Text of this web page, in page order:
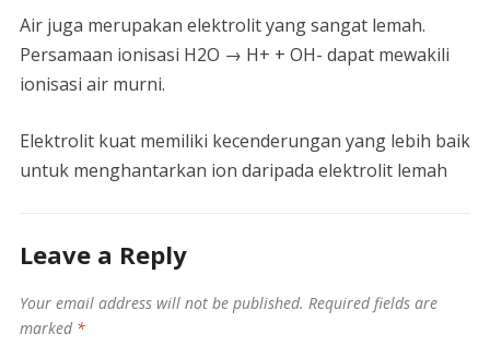
Air juga merupakan elektrolit yang sangat lemah.
Persamaan ionisasi H2O → H+ + OH- dapat mewakili
ionisasi air murni.
Elektrolit kuat memiliki kecenderungan yang lebih baik
untuk menghantarkan ion daripada elektrolit lemah
Leave a Reply
Your email address will not be published. Required fields are
marked *